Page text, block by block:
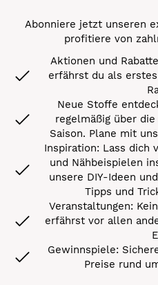
Abonniere jetzt unseren
profitiere von
Aktionen und
erfährst du als
Neue Stoffe
regelmäßig über
Saison. Plane mit
Inspiration: Lass dich
und Nähbeispielen
unsere DIY-Ideen
Tipps und
Veranstaltungen:
erfährst vor allen
Gewinnspiele:
Preise rund